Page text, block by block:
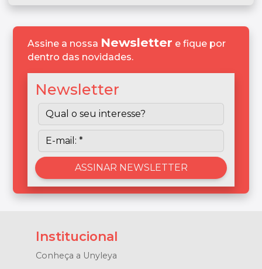
Assine a nossa Newsletter e fique por
dentro das novidades.
Newsletter
Institucional
Conheça a Unyleya